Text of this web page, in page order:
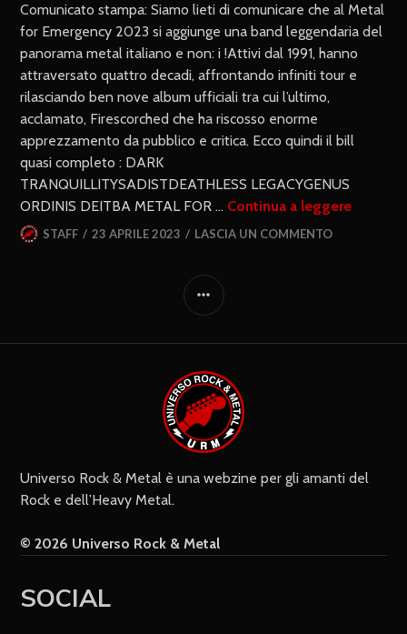
Comunicato stampa: Siamo lieti di comunicare che al Metal
for Emergency 2023 si aggiunge una band leggendaria del
panorama metal italiano e non: i !Attivi dal 1991, hanno
attraversato quattro decadi, affrontando infiniti tour e
rilasciando ben nove album ufficiali tra cui l’ultimo,
acclamato, Firescorched che ha riscosso enorme
apprezzamento da pubblico e critica. Ecco quindi il bill
quasi completo : DARK
TRANQUILLITYSADISTDEATHLESS LEGACYGENUS
ORDINIS DEITBA METAL FOR … Continua a leggere
STAFF 23 APRILE 2023 LASCIA UN COMMENTO
Universo Rock & Metal è una webzine per gli amanti del
Rock e dell’Heavy Metal.
© 2026 Universo Rock & Metal
SOCIAL